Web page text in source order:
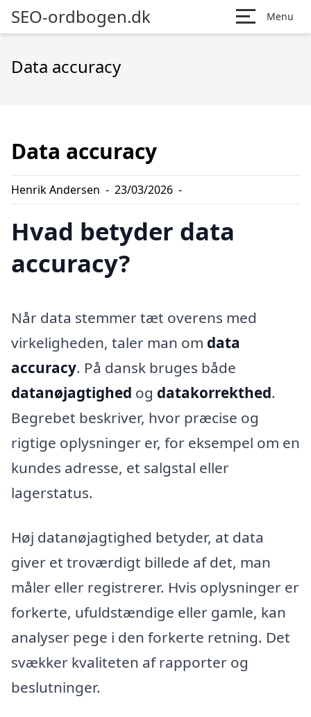
SEO-ordbogen.dk Menu
Data accuracy
Data accuracy
Henrik Andersen - 23/03/2026 -
Hvad betyder data
accuracy?
Når data stemmer tæt overens med
virkeligheden, taler man om data
accuracy. På dansk bruges både
datanøjagtighed og datakorrekthed.
Begrebet beskriver, hvor præcise og
rigtige oplysninger er, for eksempel om en
kundes adresse, et salgstal eller
lagerstatus.
Høj datanøjagtighed betyder, at data
giver et troværdigt billede af det, man
måler eller registrerer. Hvis oplysninger er
forkerte, ufuldstændige eller gamle, kan
analyser pege i den forkerte retning. Det
svækker kvaliteten af rapporter og
beslutninger.